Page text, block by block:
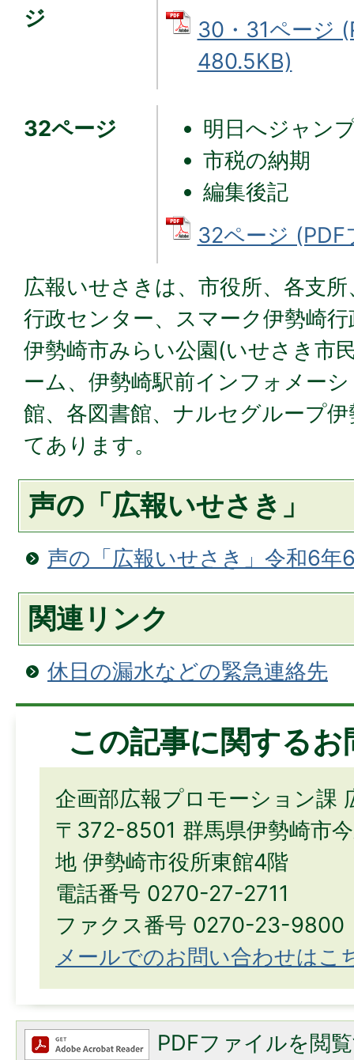
ジ
30・31ページ
480.5KB)
32ページ
明日へジャン
市税の納期
編集後記
32ページ
広報いせさきは、市役所、各支
行政センター、スマーク伊勢崎
伊勢崎市みらい公園(いせさき市
ーム、伊勢崎駅前インフォメー
館、各図書館、ナルセグループ
てあります。
声の「広報いせさき」
声の「広報いせさき」令和6年
関連リンク
休日の漏水などの緊急連絡先
この記事に関する
企画部広報プロモーション課
〒372-8501 群馬県伊勢崎市
地 伊勢崎市役所東館4階
電話番号 0270-27-2711
ファクス番号 0270-23-9800
メールでのお問い合わせはこ
PDFファイルを閲